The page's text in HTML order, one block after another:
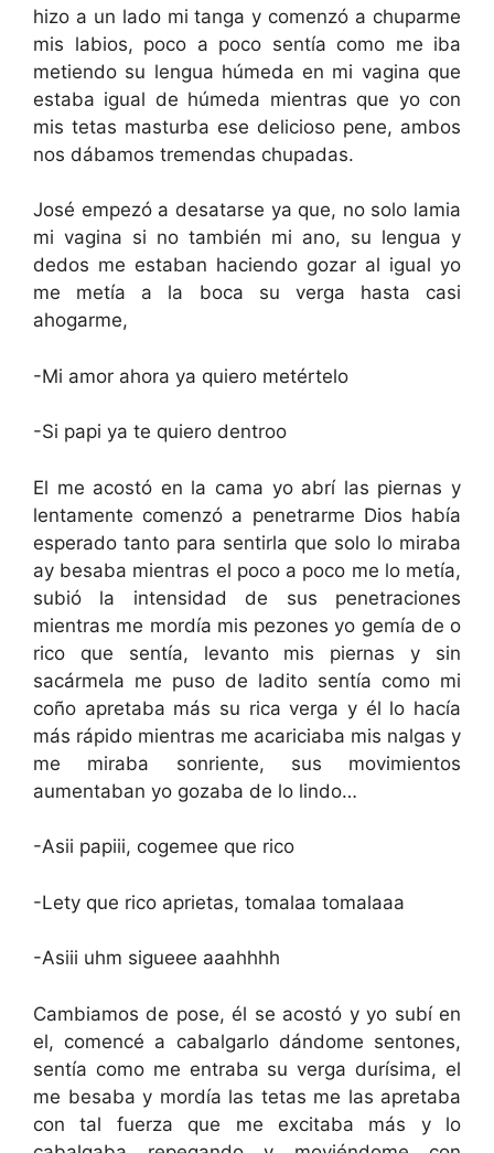
hizo a un lado mi tanga y comenzó a chuparme
mis labios, poco a poco sentía como me iba
metiendo su lengua húmeda en mi vagina que
estaba igual de húmeda mientras que yo con
mis tetas masturba ese delicioso pene, ambos
nos dábamos tremendas chupadas.
José empezó a desatarse ya que, no solo lamia
mi vagina si no también mi ano, su lengua y
dedos me estaban haciendo gozar al igual yo
me metía a la boca su verga hasta casi
ahogarme,
-Mi amor ahora ya quiero metértelo
-Si papi ya te quiero dentroo
El me acostó en la cama yo abrí las piernas y
lentamente comenzó a penetrarme Dios había
esperado tanto para sentirla que solo lo miraba
ay besaba mientras el poco a poco me lo metía,
subió la intensidad de sus penetraciones
mientras me mordía mis pezones yo gemía de o
rico que sentía, levanto mis piernas y sin
sacármela me puso de ladito sentía como mi
coño apretaba más su rica verga y él lo hacía
más rápido mientras me acariciaba mis nalgas y
me miraba sonriente, sus movimientos
aumentaban yo gozaba de lo lindo…
-Asii papiii, cogemee que rico
-Lety que rico aprietas, tomalaa tomalaaa
-Asiii uhm sigueee aaahhhh
Cambiamos de pose, él se acostó y yo subí en
el, comencé a cabalgarlo dándome sentones,
sentía como me entraba su verga durísima, el
me besaba y mordía las tetas me las apretaba
con tal fuerza que me excitaba más y lo